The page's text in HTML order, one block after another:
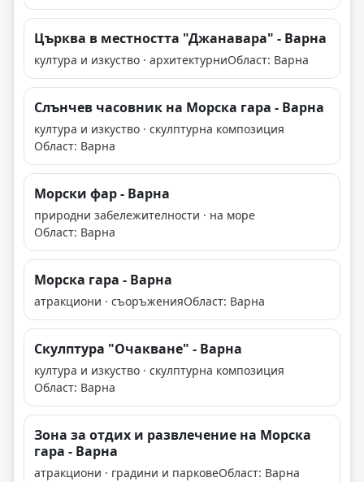
Църква в местността "Джанавара" - Варна
култура и изкуство · архитектурниОбласт: Варна
Слънчев часовник на Морска гара - Варна
култура и изкуство · скулптурна композиция
Област: Варна
Морски фар - Варна
природни забележителности · на море
Област: Варна
Морска гара - Варна
атракциони · съоръженияОбласт: Варна
Скулптура "Очакване" - Варна
култура и изкуство · скулптурна композиция
Област: Варна
Зона за отдих и развлечение на Морска
гара - Варна
атракциони · градини и парковеОбласт: Варна